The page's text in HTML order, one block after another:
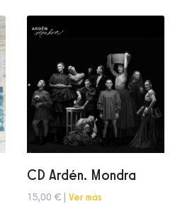
CD Ardén. Mondra
15,00 € | Ver más